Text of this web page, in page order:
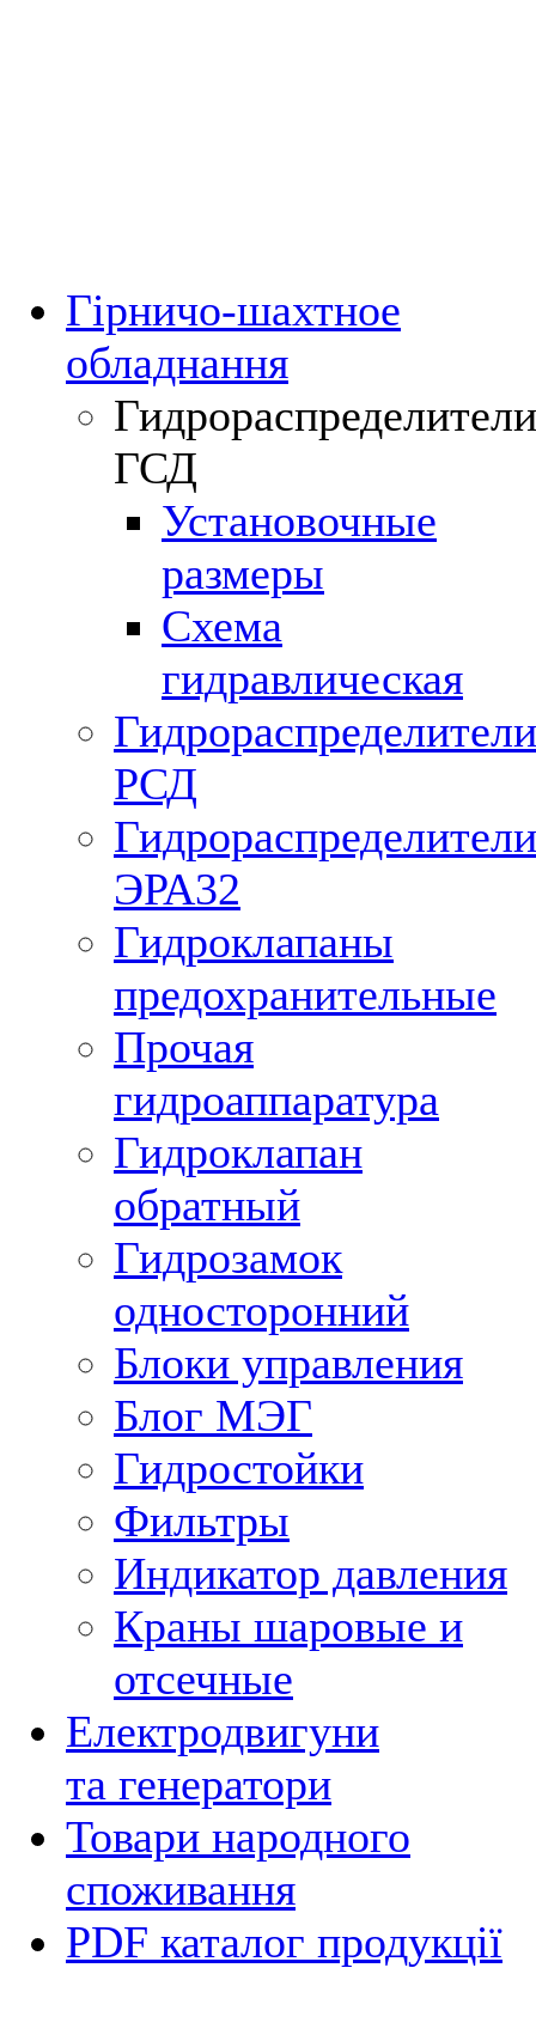
Гірничо-шахтное
обладнання
Гидрораспределители
ГСД
Установочные
размеры
Схема
гидравлическая
Гидрораспределители
РСД
Гидрораспределители
ЭРА32
Гидроклапаны
предохранительные
Прочая
гидроаппаратура
Гидроклапан
обратный
Гидрозамок
односторонний
Блоки управления
Блог МЭГ
Гидростойки
Фильтры
Индикатор давления
Краны шаровые и
отсечные
Електродвигуни
та генератори
Товари народного
споживання
PDF каталог продукції